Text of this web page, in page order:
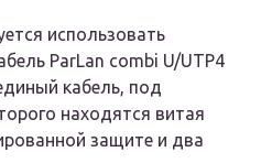
использовать
ParLan combi U/UTP4
кабель, под
находятся витая
защите и два